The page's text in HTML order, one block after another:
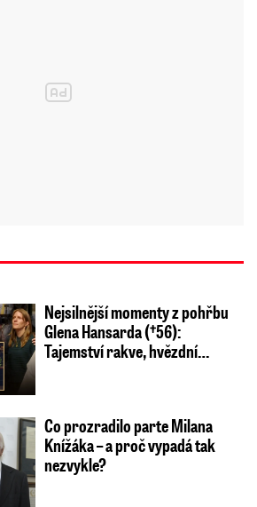
Nejsilnější momenty z pohřbu
Glena Hansarda (†56):
Tajemství rakve, hvězdní…
Co prozradilo parte Milana
Knížáka – a proč vypadá tak
nezvykle?